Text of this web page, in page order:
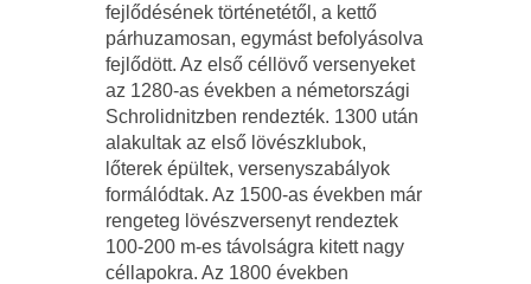
fejlődésének történetétől, a kettő
párhuzamosan, egymást befolyásolva
fejlődött. Az első céllövő versenyeket
az 1280-as években a németországi
Schrolidnitzben rendezték. 1300 után
alakultak az első lövészklubok,
lőterek épültek, versenyszabályok
formálódtak. Az 1500-as években már
rengeteg lövészversenyt rendeztek
100-200 m-es távolságra kitett nagy
céllapokra. Az 1800 években